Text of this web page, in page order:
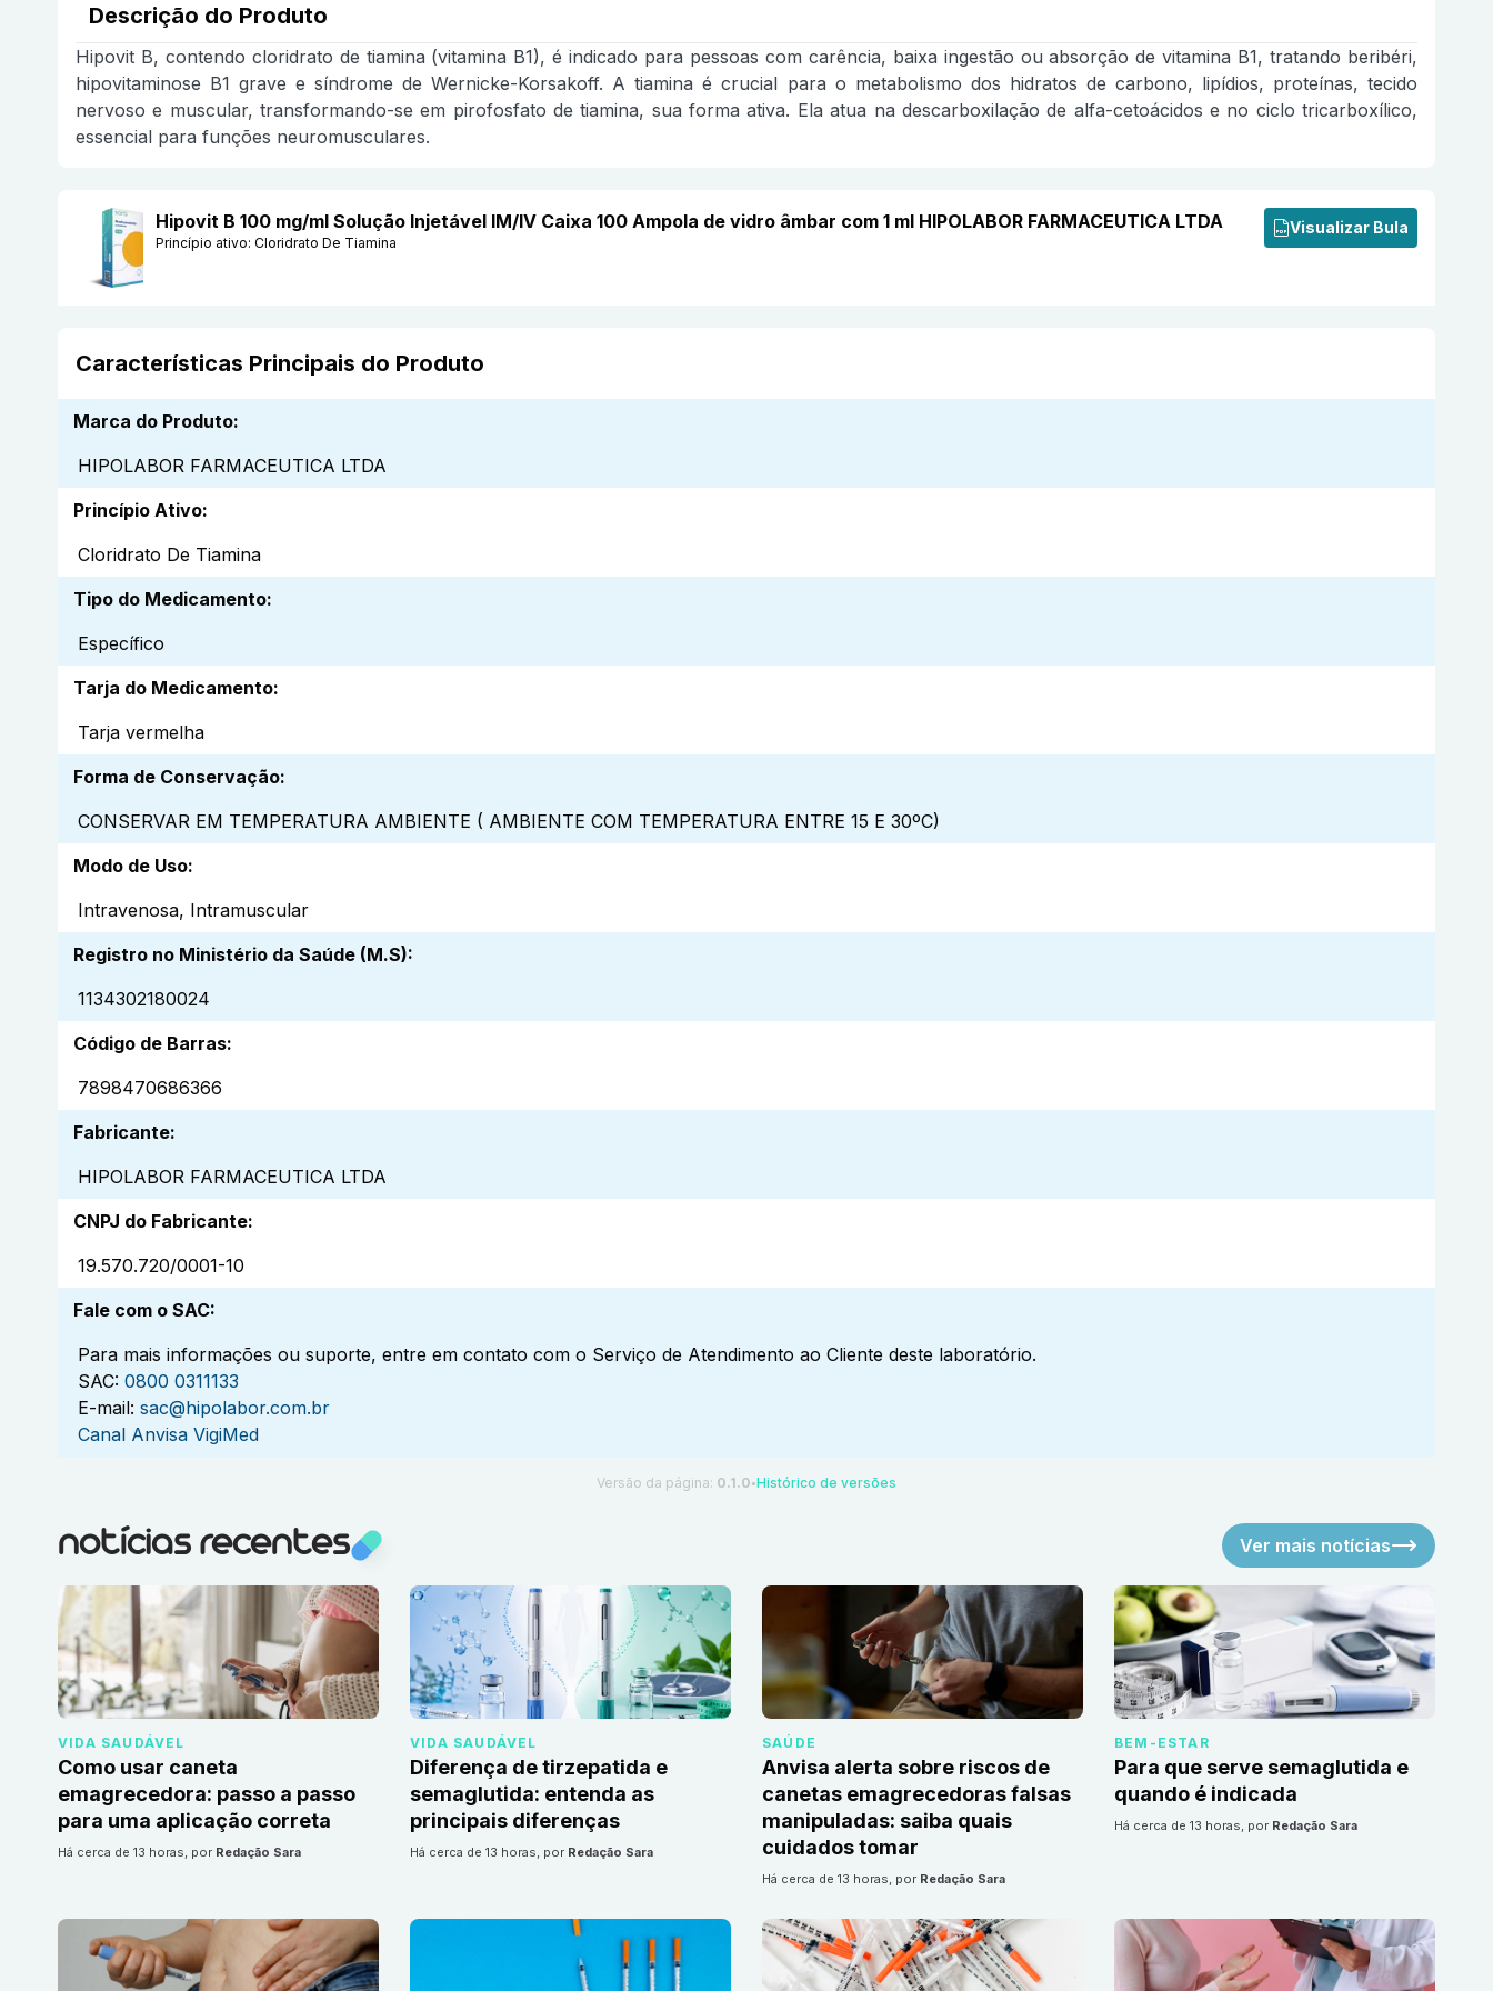
Descrição do Produto
Hipovit B, contendo cloridrato de tiamina (vitamina B1), é indicado para pessoas com carência, baixa ingestão ou absorção de vitamina B1, tratando beribéri,
hipovitaminose B1 grave e síndrome de Wernicke-Korsakoff. A tiamina é crucial para o metabolismo dos hidratos de carbono, lipídios, proteínas, tecido
nervoso e muscular, transformando-se em pirofosfato de tiamina, sua forma ativa. Ela atua na descarboxilação de alfa-cetoácidos e no ciclo tricarboxílico,
essencial para funções neuromusculares.
Hipovit B 100 mg/ml Solução Injetável IM/IV Caixa 100 Ampola de vidro âmbar com 1 ml HIPOLABOR FARMACEUTICA LTDA
Princípio ativo: Cloridrato De Tiamina
Visualizar Bula
Características Principais do Produto
Marca do Produto:
HIPOLABOR FARMACEUTICA LTDA
Princípio Ativo:
Cloridrato De Tiamina
Tipo do Medicamento:
Específico
Tarja do Medicamento:
Tarja vermelha
Forma de Conservação:
CONSERVAR EM TEMPERATURA AMBIENTE ( AMBIENTE COM TEMPERATURA ENTRE 15 E 30ºC)
Modo de Uso:
Intravenosa, Intramuscular
Registro no Ministério da Saúde (M.S):
1134302180024
Código de Barras:
7898470686366
Fabricante:
HIPOLABOR FARMACEUTICA LTDA
CNPJ do Fabricante:
19.570.720/0001-10
Fale com o SAC:
Para mais informações ou suporte, entre em contato com o Serviço de Atendimento ao Cliente deste laboratório.
SAC: 0800 0311133
E-mail: sac@hipolabor.com.br
Canal Anvisa VigiMed
Versão da página: 0.1.0 ●Histórico de versões
notícias recentes Ver mais notícias
VIDA SAUDÁVEL
Como usar caneta
emagrecedora: passo a passo
para uma aplicação correta
há cerca de 13 horas, por Redação Sara
VIDA SAUDÁVEL
Diferença de tirzepatida e
semaglutida: entenda as
principais diferenças
há cerca de 13 horas, por Redação Sara
SAÚDE
Anvisa alerta sobre riscos de
canetas emagrecedoras falsas
manipuladas: saiba quais
cuidados tomar
há cerca de 13 horas, por Redação Sara
BEM-ESTAR
Para que serve semaglutida e
quando é indicada
há cerca de 13 horas, por Redação Sara